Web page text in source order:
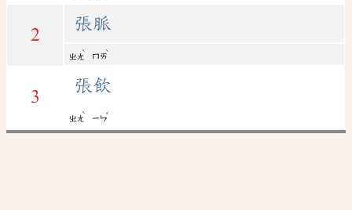
2
張脈
ㄓㄤ
ˋ
ㄇㄞ
ˋ
3
張飲
ㄓㄤ
ˋ
ㄧㄣ
ˇ